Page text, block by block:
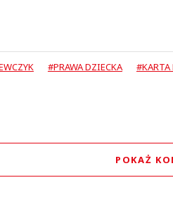
#PRAWA DZIECKA #KARTA
POKAŻ